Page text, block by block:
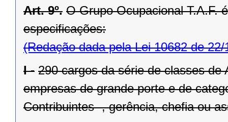
Art. 9º. O Grupo Ocupacional T.A.F.
especificações:
(Redação dada pela Lei 10682 de 22/
I - 290 cargos da série de classes
empresas de grande porte e de
Contribuintes -, gerência, chefia ou